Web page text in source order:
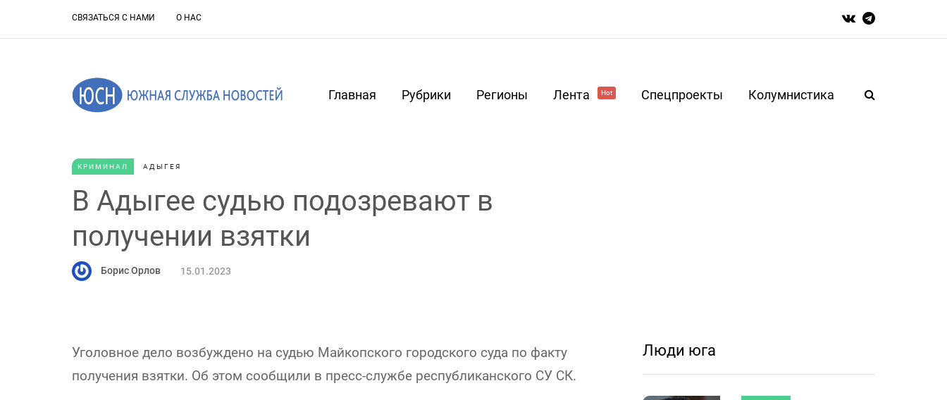
СВЯЗАТЬСЯ С НАМИ О НАС
Главная Рубрики Регионы Лента Hot Спецпроекты Колумнистика
КРИМИНАЛ АДЫГЕЯ
В Адыгее судью подозревают в
получении взятки
Борис Орлов 15.01.2023
Уголовное дело возбуждено на судью Майкопского городского суда по факту
получения взятки. Об этом сообщили в пресс-службе республиканского СУ СК.
Люди юга